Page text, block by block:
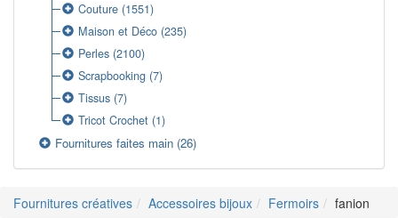
Couture (1551)
Maison et Déco (235)
Perles (2100)
Scrapbooking (7)
Tissus (7)
Tricot Crochet (1)
Fournitures faites main (26)
Fournitures créatives Accessoires bijoux Fermoirs fanion